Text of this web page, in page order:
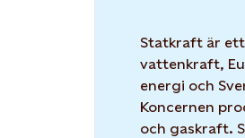
Statkraft är
vattenkraft,
energi och
Koncernen
och gaskraft.